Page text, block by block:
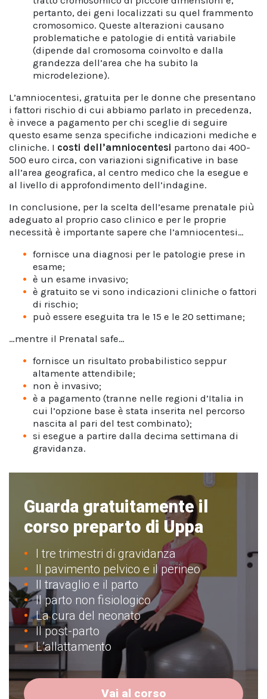
pertanto, dei geni localizzati su quel frammento
cromosomico. Queste alterazioni causano
problematiche e patologie di entità variabile
(dipende dal cromosoma coinvolto e dalla
grandezza dell’area che ha subito la
microdelezione).
L’amniocentesi, gratuita per le donne che presentano
i fattori rischio di cui abbiamo parlato in precedenza,
è invece a pagamento per chi sceglie di seguire
questo esame senza specifiche indicazioni mediche e
cliniche. I costi dell’amniocentesi partono dai 400-
500 euro circa, con variazioni significative in base
all’area geografica, al centro medico che la esegue e
al livello di approfondimento dell’indagine.
In conclusione, per la scelta dell’esame prenatale più
adeguato al proprio caso clinico e per le proprie
necessità è importante sapere che l’amniocentesi…
fornisce una diagnosi per le patologie prese in
esame;
è un esame invasivo;
è gratuito se vi sono indicazioni cliniche o fattori
di rischio;
può essere eseguita tra le 15 e le 20 settimane;
…mentre il Prenatal safe…
fornisce un risultato probabilistico seppur
altamente attendibile;
non è invasivo;
è a pagamento (tranne nelle regioni d’Italia in
cui l’opzione base è stata inserita nel percorso
nascita al pari del test combinato);
si esegue a partire dalla decima settimana di
gravidanza.
Guarda gratuitamente il
corso preparto di Uppa
I tre trimestri di gravidanza
Il pavimento pelvico e il perineo
Il travaglio e il parto
Il parto non fisiologico
La cura del neonato
Il post-parto
L’allattamento
Vai al corso